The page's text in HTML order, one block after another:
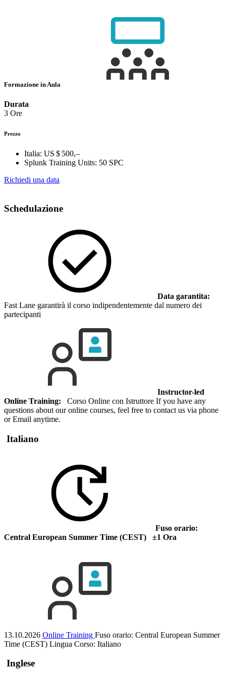
Formazione in Aula
Durata
3 Ore
Prezzo
Italia: US $ 500,–
Splunk Training Units: 50 SPC
Richiedi una data
Schedulazione
Data garantita:
Fast Lane garantirà il corso indipendentemente dal numero dei
partecipanti
Instructor-led
Online Training: Corso Online con Istruttore If you have any
questions about our online courses, feel free to contact us via phone
or Email anytime.
Italiano
Fuso orario:
Central European Summer Time (CEST) ±1 Ora
13.10.2026 Online Training Fuso orario: Central European Summer
Time (CEST) Lingua Corso: Italiano
Inglese